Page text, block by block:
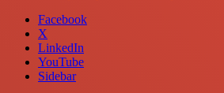
Facebook
X
LinkedIn
YouTube
Sidebar